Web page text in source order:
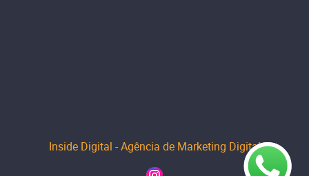
Inside Digital - Agência de Marketing Digital